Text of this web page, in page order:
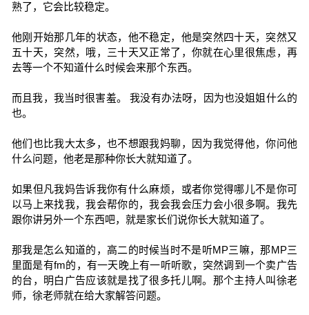
熟了，它会比较稳定。
他刚开始那几年的状态，他不稳定，他是突然四十天，突然又
五十天，突然，哦，三十天又正常了，你就在心里很焦虑，再
去等一个不知道什么时候会来那个东西。
而且我，我当时很害羞。 我没有办法呀，因为也没姐姐什么的
也。
他们也比我大太多，也不想跟我妈聊，因为我觉得他，你问他
什么问题，他老是那种你长大就知道了。
如果但凡我妈告诉我你有什么麻烦，或者你觉得哪儿不是你可
以马上来找我，我会帮你的，我会我会压力会小很多啊。我先
跟你讲另外一个东西吧，就是家长们说你长大就知道了。
那我是怎么知道的，高二的时候当时不是听MP三嘛，那MP三
里面是有fm的，有一天晚上有一听听歌，突然调到一个卖广告
的台，明白广告应该就是找了很多托儿啊。那个主持人叫徐老
师，徐老师就在给大家解答问题。